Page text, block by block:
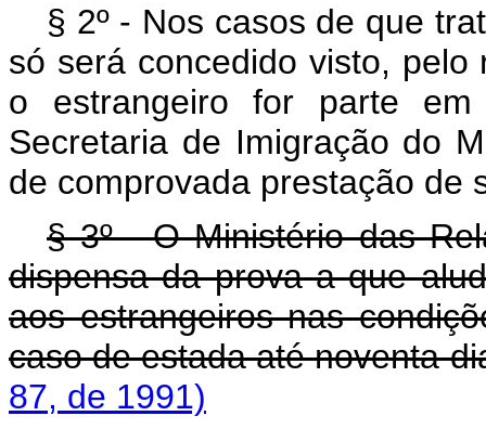
§ 2º - Nos casos de que
só será concedido visto,
o estrangeiro for parte
Secretaria de Imigração do
de comprovada prestação de
§ 3º - O Ministério das
dispensa da prova a que
aos estrangeiros nas
caso de estada até
87, de 1991)